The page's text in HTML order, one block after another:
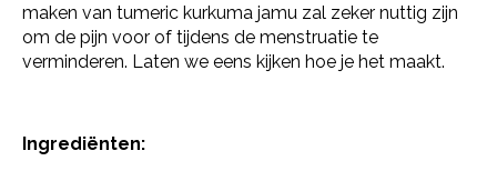
maken van tumeric kurkuma jamu zal zeker nuttig zijn
om de pijn voor of tijdens de menstruatie te
verminderen. Laten we eens kijken hoe je het maakt.
Ingrediënten: